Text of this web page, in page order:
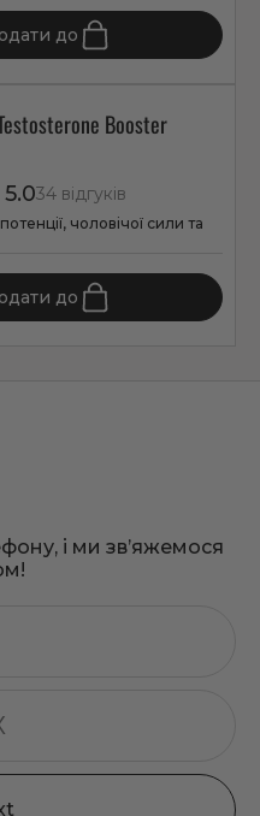
до
Booster
5.034 відгуків
чоловічої сили та
до
і ми зв’яжемося